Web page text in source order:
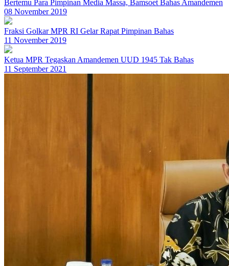
Bertemu Para Pimpinan Media Massa, Bamsoet Bahas Amandemen
08 November 2019
Fraksi Golkar MPR RI Gelar Rapat Pimpinan Bahas
11 November 2019
Ketua MPR Tegaskan Amandemen UUD 1945 Tak Bahas
11 September 2021